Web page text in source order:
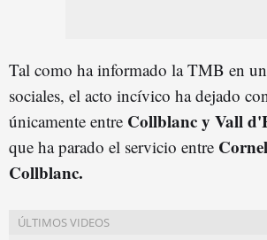
Tal como ha informado la TMB en un
sociales, el acto incívico ha dejado
únicamente entre Collblanc y Vall
que ha parado el servicio entre
Collblanc.